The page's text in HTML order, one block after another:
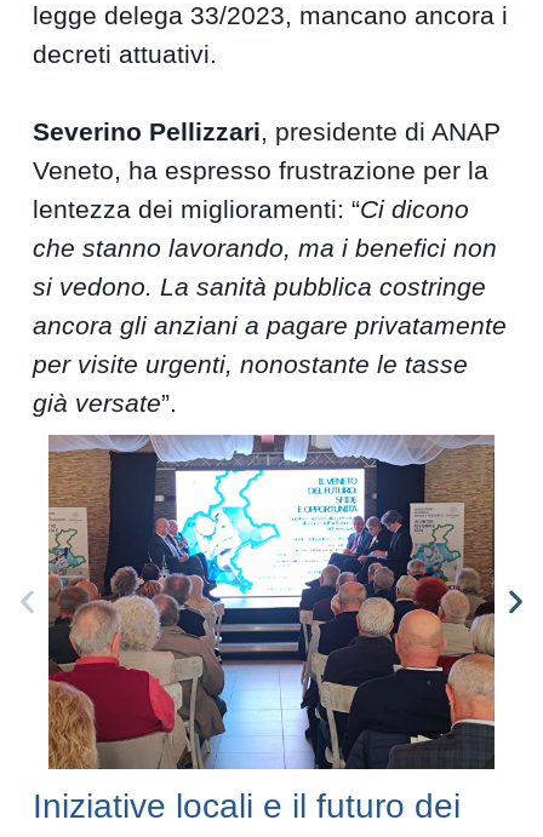
legge delega 33/2023, mancano ancora i
decreti attuativi.
Severino Pellizzari, presidente di ANAP
Veneto, ha espresso frustrazione per la
lentezza dei miglioramenti: “Ci dicono
che stanno lavorando, ma i benefici non
si vedono. La sanità pubblica costringe
ancora gli anziani a pagare privatamente
per visite urgenti, nonostante le tasse
già versate”.
Iniziative locali e il futuro dei